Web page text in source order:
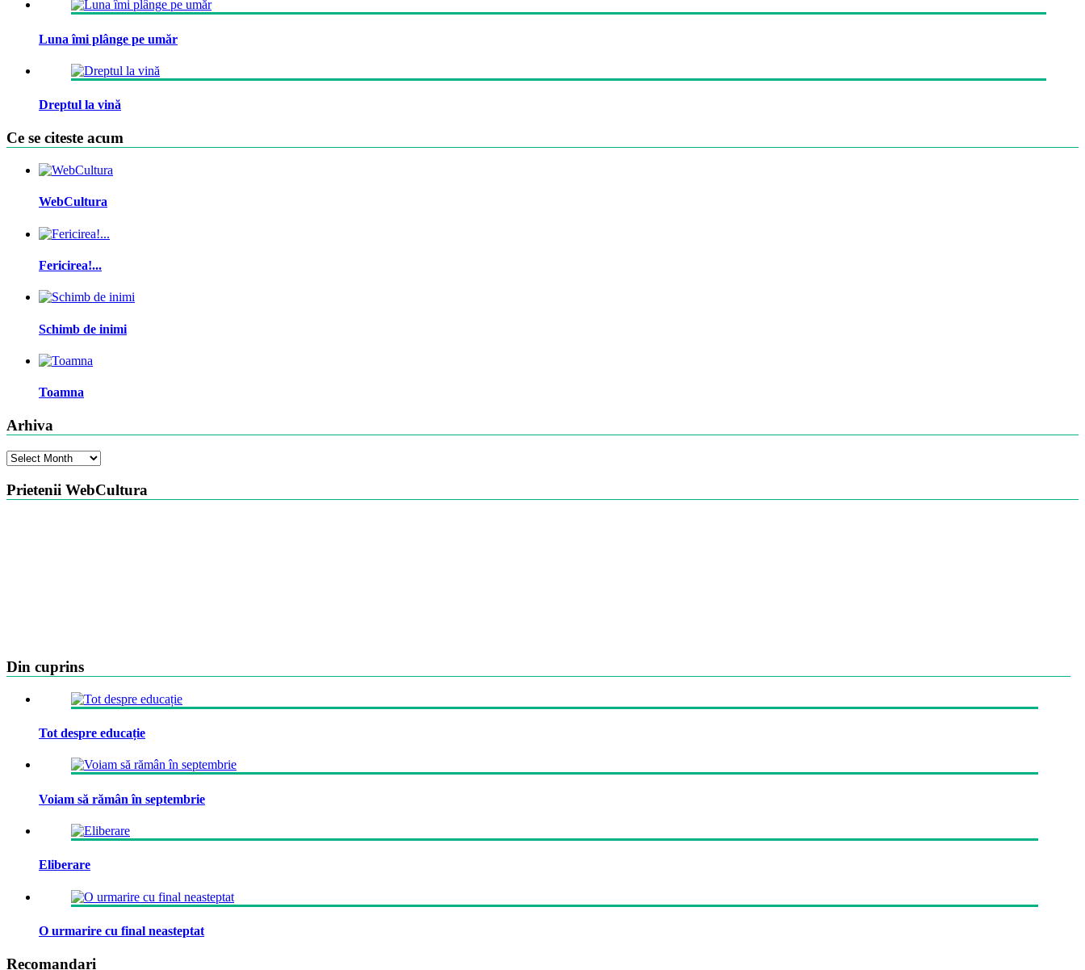
Luna îmi plânge pe umăr
Dreptul la vină
Ce se citeste acum
WebCultura
Fericirea!...
Schimb de inimi
Toamna
Arhiva
Arhiva
Prietenii WebCultura
Din cuprins
Tot despre educație
Voiam să rămân în septembrie
Eliberare
O urmarire cu final neasteptat
Recomandari